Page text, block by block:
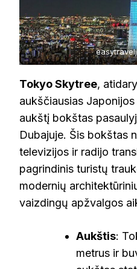
Tokyo Skytree,
aukščiausias
aukštį bokštas
Dubajuje. Šis bokštas
televizijos ir radijo
pagrindinis turistų
modernių
vaizdingų apžvalgos
Aukštis:
metrus ir